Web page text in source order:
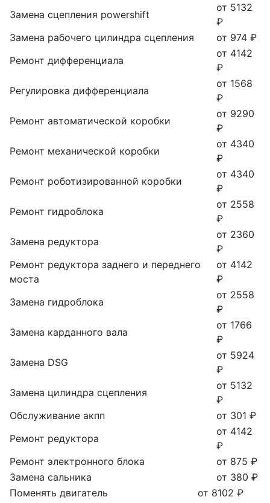
Замена сцепления powershift
от 5132
₽
Замена рабочего цилиндра сцепления
от 974 ₽
Ремонт дифференциала
от 4142
₽
Регулировка дифференциала
от 1568
₽
Ремонт автоматической коробки
от 9290
₽
Ремонт механической коробки
от 4340
₽
Ремонт роботизированной коробки
от 4340
₽
Ремонт гидроблока
от 2558
₽
Замена редуктора
от 2360
₽
Ремонт редуктора заднего и переднего
моста
от 4142
₽
Замена гидроблока
от 2558
₽
Замена карданного вала
от 1766
₽
Замена DSG
от 5924
₽
Замена цилиндра сцепления
от 5132
₽
Обслуживание акпп
от 301 ₽
Ремонт редуктора
от 4142
₽
Ремонт электронного блока
от 875 ₽
Замена сальника
от 380 ₽
Поменять двигатель
от 8102 ₽